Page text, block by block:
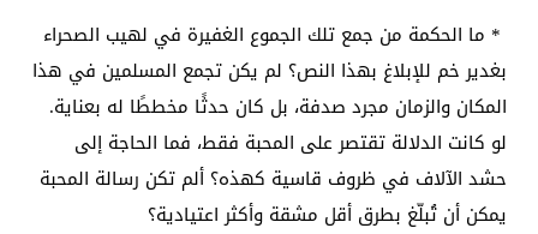
* ما الحكمة من جمع تلك الجموع الغفيرة في لهيب الصحراء
بغدير خم للإبلاغ بهذا النص؟ لم يكن تجمع المسلمين في هذا
المكان والزمان مجرد صدفة، بل كان حدثًا مخططًا له بعناية.
لو كانت الدلالة تقتصر على المحبة فقط، فما الحاجة إلى
حشد الآلاف في ظروف قاسية كهذه؟ ألم تكن رسالة المحبة
يمكن أن تُبلّغ بطرق أقل مشقة وأكثر اعتيادية؟